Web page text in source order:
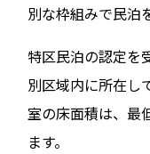
別な枠組みで民泊
特区民泊の認定を
別区域内に所在し
室の床面積は、最
ます。